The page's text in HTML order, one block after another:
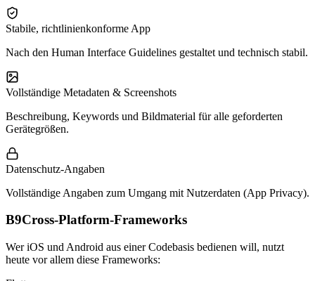
Stabile, richtlinienkonforme App
Nach den Human Interface Guidelines gestaltet und technisch stabil.
Vollständige Metadaten & Screenshots
Beschreibung, Keywords und Bildmaterial für alle geforderten
Gerätegrößen.
Datenschutz-Angaben
Vollständige Angaben zum Umgang mit Nutzerdaten (App Privacy).
B9Cross-Platform-Frameworks
Wer iOS und Android aus einer Codebasis bedienen will, nutzt
heute vor allem diese Frameworks: